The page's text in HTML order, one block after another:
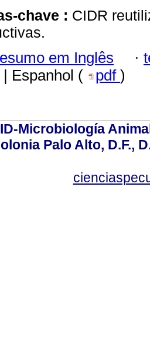
chave : CIDR
em Inglês ·
| Espanhol ( pdf )
Microbiología
Palo Alto, D.F.,